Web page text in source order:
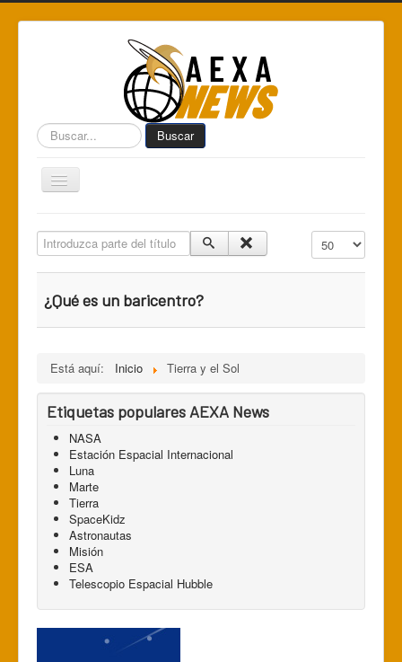
Buscar... Buscar
Toggle
Navigation
Centro de Informática AEXA
Space Kidz
Introduzca parte del título Cantidad a
¿Qué es un baricentro?
Está aquí: Inicio Tierra y el Sol
Etiquetas populares AEXA News
NASA
Estación Espacial Internacional
Luna
Marte
Tierra
SpaceKidz
Astronautas
Misión
ESA
Telescopio Espacial Hubble